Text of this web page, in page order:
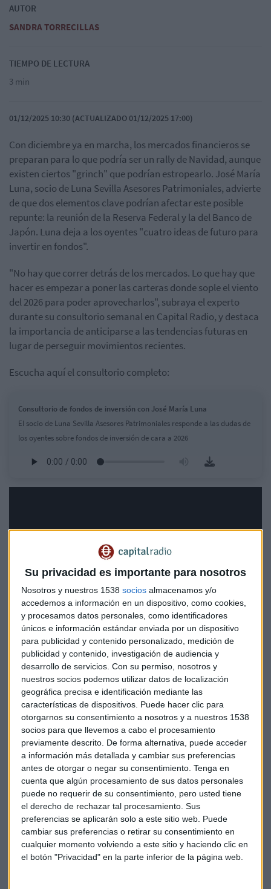
Su privacidad es importante para nosotros
Nosotros y nuestros 1538 socios almacenamos y/o
accedemos a información en un dispositivo, como cookies,
y procesamos datos personales, como identificadores
únicos e información estándar enviada por un dispositivo
para publicidad y contenido personalizado, medición de
publicidad y contenido, investigación de audiencia y
desarrollo de servicios. Con su permiso, nosotros y
nuestros socios podemos utilizar datos de localización
geográfica precisa e identificación mediante las
características de dispositivos. Puede hacer clic para
otorgarnos su consentimiento a nosotros y a nuestros 1538
socios para que llevemos a cabo el procesamiento
previamente descrito. De forma alternativa, puede acceder
a información más detallada y cambiar sus preferencias
antes de otorgar o negar su consentimiento. Tenga en
cuenta que algún procesamiento de sus datos personales
puede no requerir de su consentimiento, pero usted tiene
el derecho de rechazar tal procesamiento. Sus
preferencias se aplicarán solo a este sitio web. Puede
cambiar sus preferencias o retirar su consentimiento en
cualquier momento volviendo a este sitio y haciendo clic en
el botón "Privacidad" en la parte inferior de la página web.
AUTOR
SANDRA TORRECILLAS
TIEMPO DE LECTURA
3 min
01/12/2025 10:30 (ACTUALIZADO 01/12/2025 17:00)
Con diciembre ya en marcha, los mercados financieros se
preparan para lo que podría ser un rally de Navidad, aunque
existen ciertos "grinch" que podrían estropearlo. José María
Luna, socio de Luna Sevilla Asesores Patrimoniales, advierte
de que dos elementos clave podrían afectar este posible
repunte: la reunión de la Reserva Federal y la del Banco de
Japón. Luna deja a los oyentes "cuatro ideas de futuro para
invertir en fondos".
"No hay que correr detrás de los mercados. Lo que hay que
hacer es empezar a poner las carteras donde sople el viento
del 2026 para poder aprovecharlos", subraya el experto
durante su consultorio semanal en Capital Radio, y destaca
la importancia de anticiparse a las tendencias futuras en
lugar de perseguir movimientos recientes.
Escucha aquí el consultorio completo:
Consultorio de fondos de inversión con José María Luna
El socio de Luna Sevilla Asesores Patrimoniales responde a las dudas de
los oyentes sobre fondos de inversión de cara a 2026
Cuatro ideas capitales
Para finalizar, José María Luna presenta cuatro ideas de
inversión orientadas al futuro . La primera, denominada
"futuro inteligente", es elBGF Euro Short Duration Fund
de BlackRock, un producto que invierte en renta fija de
corto plazo con duración en torno a 2,4 años. La segunda,
"futuro sostenible", es elMagallanes European Equity,
fondo de renta variable europea con criterios de
sostenibilidad que tiene "muy buena pinta para los
próximos meses, sobre todo mirando hacia el 2026". Como
tercera idea, "futuro disruptivo", propone elM&G Global
Themes Fund,que invierte en temas como longevidad,